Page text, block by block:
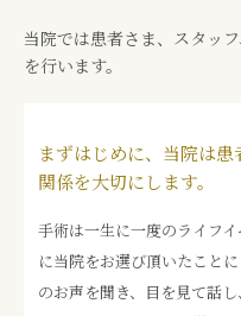
当院では患者さま、スタッ
を行います。
まずはじめに、当院は
関係を大切にします。
手術は一生に一度のライフ
に当院をお選び頂いたこと
のお声を聞き、目を見て話